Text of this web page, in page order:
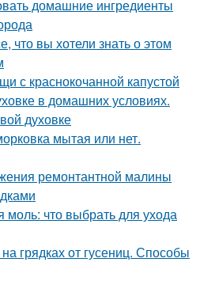
домашние ингредиенты
что вы хотели знать о этом
с краснокочанной капустой
в домашних условиях.
духовке
мытая или нет.
ремонтантной малины
моль: что выбрать для ухода
грядках от гусениц. Способы